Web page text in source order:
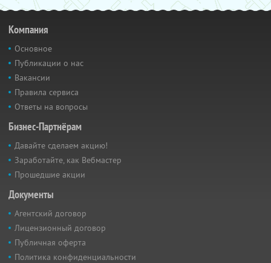
Компания
Основное
Публикации о нас
Вакансии
Правила сервиса
Ответы на вопросы
Бизнес-Партнёрам
Давайте сделаем акцию!
Заработайте, как Вебмастер
Прошедшие акции
Документы
Агентский договор
Лицензионный договор
Публичная оферта
Политика конфиденциальности